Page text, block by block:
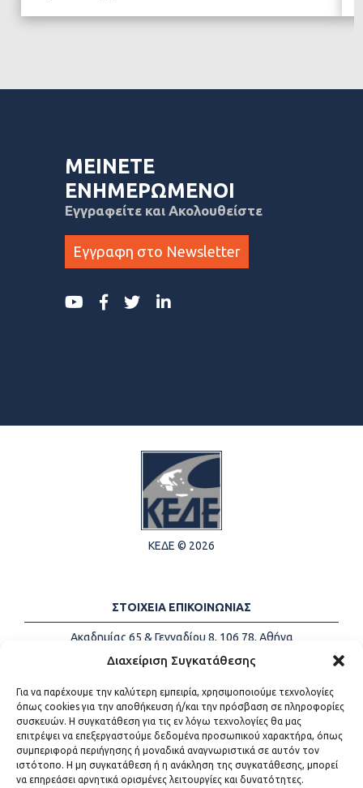
Διαχείριση Συγκατάθεσης
Για να παρέχουμε την καλύτερη εμπειρία, χρησιμοποιούμε τεχνολογίες
όπως cookies για την αποθήκευση ή/και την πρόσβαση σε πληροφορίες
συσκευών. Η συγκατάθεση για τις εν λόγω τεχνολογίες θα μας
επιτρέψει να επεξεργαστούμε δεδομένα προσωπικού χαρακτήρα, όπως
συμπεριφορά περιήγησης ή μοναδικά αναγνωριστικά σε αυτόν τον
ιστότοπο. Η μη συγκατάθεση ή η ανάκληση της συγκατάθεσης, μπορεί
να επηρεάσει αρνητικά ορισμένες λειτουργίες και δυνατότητες.
ΜΕΙΝΕΤΕ
ΕΝΗΜΕΡΩΜΕΝΟΙ
Εγγραφείτε και Ακολουθείστε
Εγγραφη στο Newsletter
ΚΕΔΕ © 2026
ΣΤΟΙΧΕΙΑ ΕΠΙΚΟΙΝΩΝΙΑΣ
Ακαδημίας 65 & Γενναδίου 8, 106 78, Αθήνα
Τηλέφωνα:
+30 213-2147500
Email:
info@kede.gr
ΧΡΗΣΙΜΟΙ ΣΥΝΔΕΣΜΟΙ
Η ΚΕΔΕ